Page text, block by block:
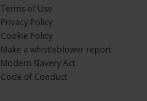
Terms of Use
Privacy Policy
Cookie Policy
Make a whistleblower report
Modern Slavery Act
Code of Conduct